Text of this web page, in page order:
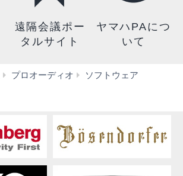
遠隔会議ポー
タルサイト
ヤマハPAにつ
いて
プロオーディオ ソフトウェア